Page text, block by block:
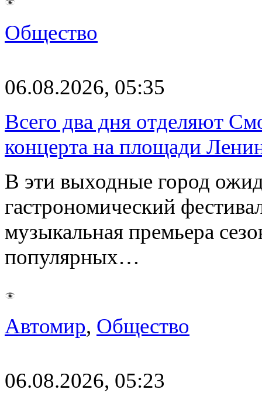
Общество
06.08.2026, 05:35
Всего два дня отделяют
концерта на площади
В эти выходные город
гастрономический
музыкальная премьера
популярных…
Автомир, Общество
06.08.2026, 05:23